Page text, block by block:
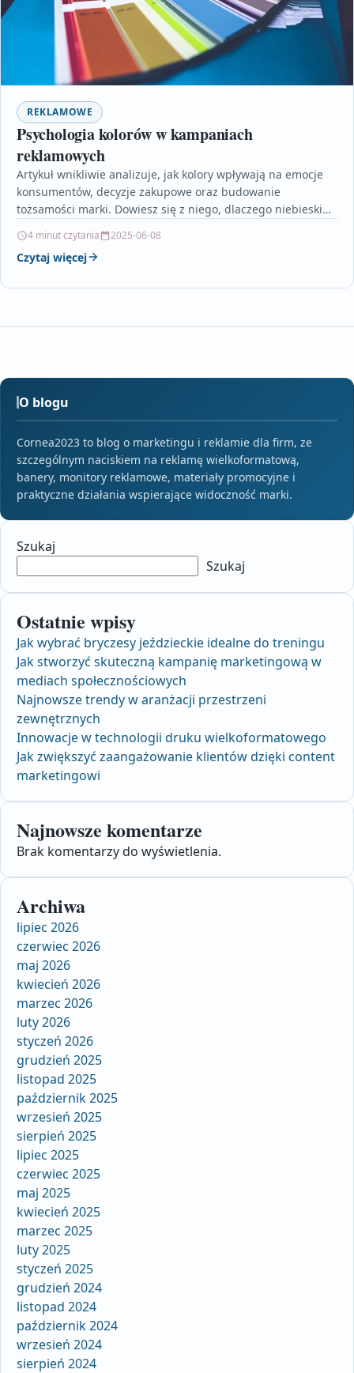
REKLAMOWE
Psychologia kolorów w kampaniach
reklamowych
Artykuł wnikliwie analizuje, jak kolory wpływają na emocje
konsumentów, decyzje zakupowe oraz budowanie
tożsamości marki. Dowiesz się z niego, dlaczego niebieski
4 minut czytania 2025-06-08
Czytaj więcej
O blogu
Cornea2023 to blog o marketingu i reklamie dla firm, ze
szczególnym naciskiem na reklamę wielkoformatową,
banery, monitory reklamowe, materiały promocyjne i
praktyczne działania wspierające widoczność marki.
Szukaj
Szukaj
Ostatnie wpisy
Jak wybrać bryczesy jeździeckie idealne do treningu
Jak stworzyć skuteczną kampanię marketingową w
mediach społecznościowych
Najnowsze trendy w aranżacji przestrzeni
zewnętrznych
Innowacje w technologii druku wielkoformatowego
Jak zwiększyć zaangażowanie klientów dzięki content
marketingowi
Najnowsze komentarze
Brak komentarzy do wyświetlenia.
Archiwa
lipiec 2026
czerwiec 2026
maj 2026
kwiecień 2026
marzec 2026
luty 2026
styczeń 2026
grudzień 2025
listopad 2025
październik 2025
wrzesień 2025
sierpień 2025
lipiec 2025
czerwiec 2025
maj 2025
kwiecień 2025
marzec 2025
luty 2025
styczeń 2025
grudzień 2024
listopad 2024
październik 2024
wrzesień 2024
sierpień 2024